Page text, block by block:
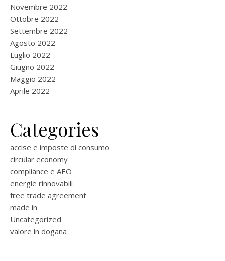
Novembre 2022
Ottobre 2022
Settembre 2022
Agosto 2022
Luglio 2022
Giugno 2022
Maggio 2022
Aprile 2022
Categories
accise e imposte di consumo
circular economy
compliance e AEO
energie rinnovabili
free trade agreement
made in
Uncategorized
valore in dogana